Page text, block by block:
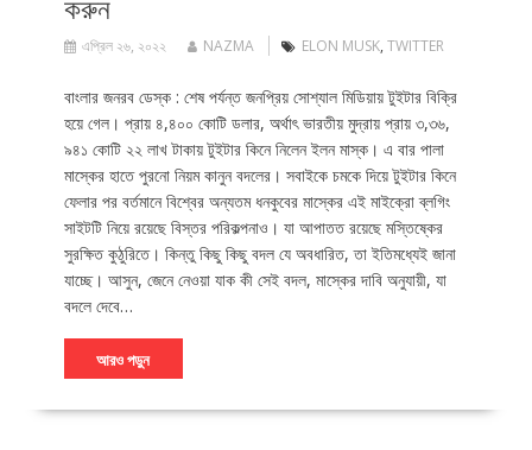
এপ্রিল ২৬, ২০২২ NAZMA ELON MUSK, TWITTER
বাংলার জনরব ডেস্ক : শেষ পর্যন্ত জনপ্রিয় সোশ্যাল মিডিয়ায় টুইটার বিক্রি
হয়ে গেল। প্রায় ৪,৪০০ কোটি ডলার, অর্থাৎ ভারতীয় মুদ্রায় প্রায় ৩,৩৬,
৯৪১ কোটি ২২ লাখ টাকায় টুইটার কিনে নিলেন ইলন মাস্ক। এ বার পালা
মাস্কের হাতে পুরনো নিয়ম কানুন বদলের। সবাইকে চমকে দিয়ে টুইটার কিনে
ফেলার পর বর্তমানে বিশ্বের অন্যতম ধনকুবের মাস্কের এই মাইক্রো ব্লগিং
সাইটটি নিয়ে রয়েছে বিস্তর পরিকল্পনাও। যা আপাতত রয়েছে মস্তিষ্কের
সুরক্ষিত কুঠুরিতে। কিন্তু কিছু কিছু বদল যে অবধারিত, তা ইতিমধ্যেই জানা
যাচ্ছে। আসুন, জেনে নেওয়া যাক কী সেই বদল, মাস্কের দাবি অনুযায়ী, যা
বদলে দেবে…
আরও পড়ুন